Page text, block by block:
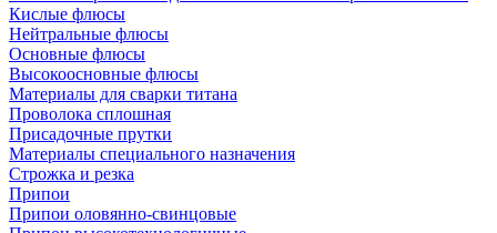
Кислые флюсы
Нейтральные флюсы
Основные флюсы
Высокоосновные флюсы
Материалы для сварки титана
Проволока сплошная
Присадочные прутки
Материалы специального назначения
Строжка и резка
Припои
Припои оловянно-свинцовые